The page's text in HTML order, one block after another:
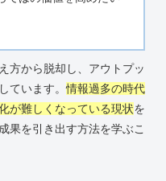
方から脱却し、アウトプッ
ています。情報過多の時代
が難しくなっている現状を
果を引き出す方法を学ぶこ